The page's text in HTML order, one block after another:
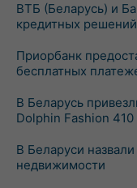
ВТБ (Беларусь) и
кредитных
Приорбанк
бесплатных
В Беларусь
Dolphin Fashion 410
В Беларуси
недвижимости